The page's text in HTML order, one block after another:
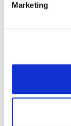
Marketing
Wie
sich
melden
Quirin